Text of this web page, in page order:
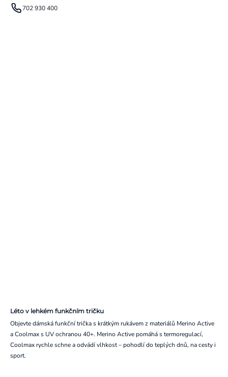
702 930 400
Léto v lehkém funkčním tričku
Objevte dámská funkční trička s krátkým rukávem z materiálů Merino Active
a Coolmax s UV ochranou 40+. Merino Active pomáhá s termoregulací,
Coolmax rychle schne a odvádí vlhkost – pohodlí do teplých dnů, na cesty i
sport.